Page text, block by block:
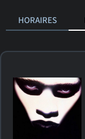
HORAIRES